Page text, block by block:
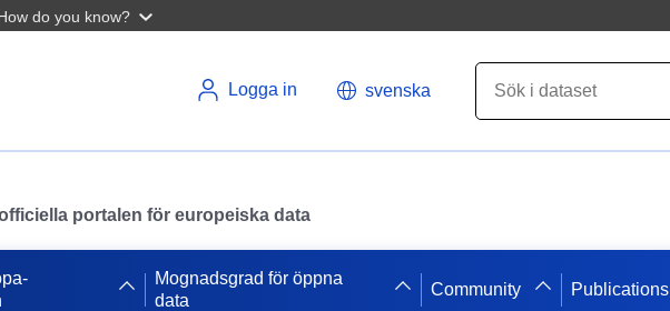
do you know?
Logga in svenska
portalen för europeiska data
Mognadsgrad för öppna
data
Community Publications